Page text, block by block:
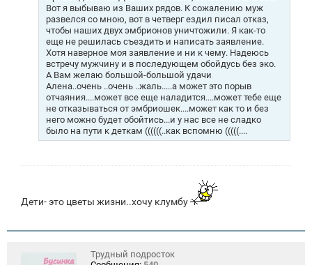
Вот я выбываю из Ваших рядов. К сожалению муж
развелся со мною, вот в четверг ездил писал отказ,
чтобы наших двух эмбрионов уничтожили. Я как-то
еще не решилась съездить и написать заявление.
Хотя наверное моя заявление и ни к чему. Надеюсь
встречу мужчину и в последующем обойдусь без эко.
А Вам желаю большой-большой удачи
Алена..очень ..очень ..жаль.....а может это порыв
отчаяния....может все еще наладится....может тебе еще
не отказываться от эмбриошек....может как то и без
него можно будет обойтись...и у нас все не сладко
было на пути к деткам ((((((..как вспомню (((((....
Дети- это цветы жизни..хочу клумбу
Трудный подросток